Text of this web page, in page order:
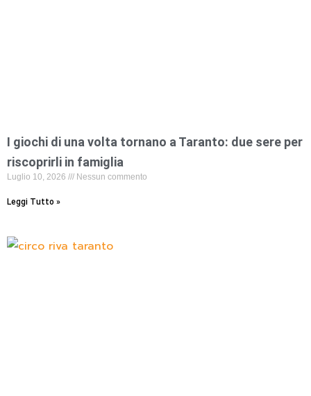
I giochi di una volta tornano a Taranto: due sere per
riscoprirli in famiglia
Luglio 10, 2026 Nessun commento
Leggi Tutto »